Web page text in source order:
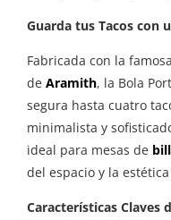
Guarda tus Tacos con
Fabricada con la
de Aramith, la Bola
segura hasta cuatro
minimalista y
ideal para mesas de
del espacio y la
Características Claves